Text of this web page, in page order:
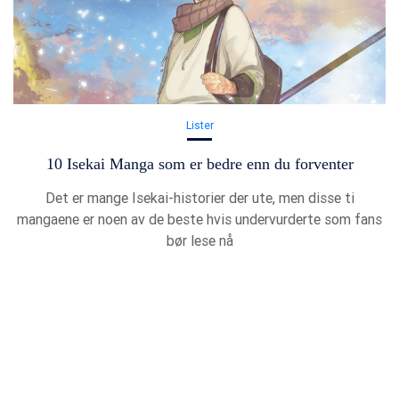
Lister
10 Isekai Manga som er bedre enn du forventer
Det er mange Isekai-historier der ute, men disse ti
mangaene er noen av de beste hvis undervurderte som fans
bør lese nå